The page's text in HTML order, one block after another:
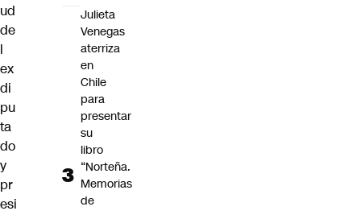
ud
de
l
ex
di
pu
ta
do
y
pr
esi
Julieta
Venegas
aterriza
en
Chile
para
presentar
su
libro
“Norteña.
Memorias
de